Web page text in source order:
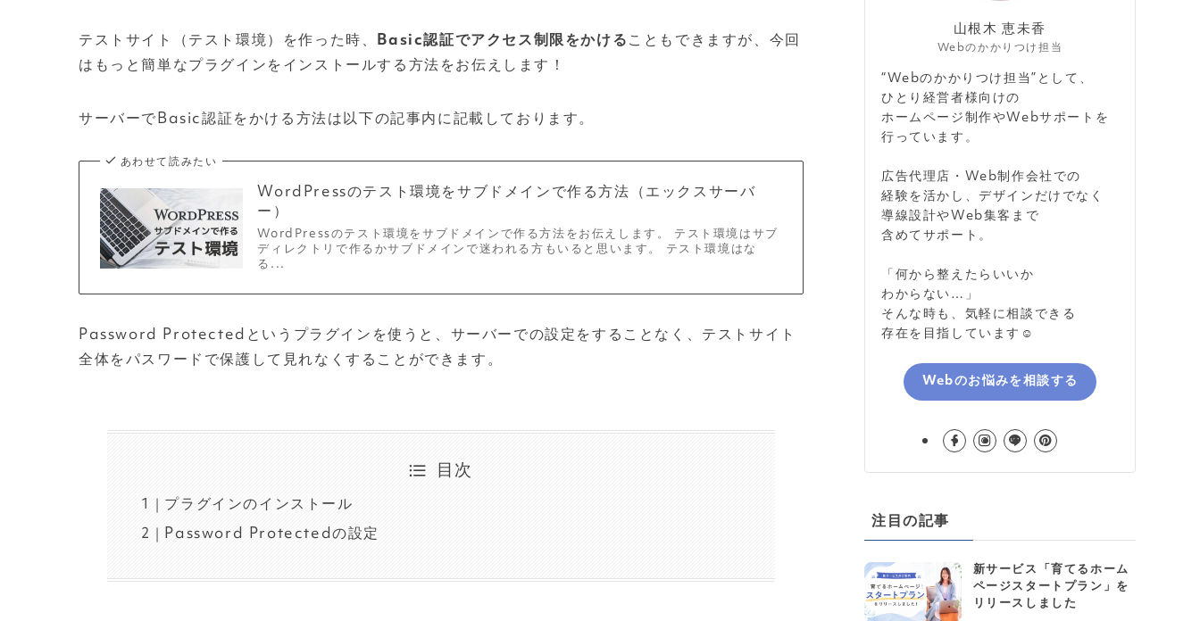
テストサイト（テスト環境）を作った時、 Basic認証でアクセス制限をかけることもできますが、今回
はもっと簡単なプラグインをインストールする方法をお伝えします！
サーバーでBasic認証をかける方法は以下の記事内に記載しております。
あわせて読みたい
WordPressのテスト環境をサブドメインで作る方法（エックスサーバ
ー）
WordPressのテスト環境をサブドメインで作る方法をお伝えします。 テスト環境はサブ
ディレクトリで作るかサブドメインで迷われる方もいると思います。 テスト環境はな
る...
Password Protectedというプラグインを使うと、サーバーでの設定をすることなく、テストサイト
全体をパスワードで保護して見れなくすることができます。
目次
プラグインのインストール
Password Protectedの設定
山根木 恵未香
Webのかかりつけ担当
“Webのかかりつけ担当”として、
ひとり経営者様向けの
ホームページ制作やWebサポートを
行っています。
広告代理店・Web制作会社での
経験を活かし、デザインだけでなく
導線設計やWeb集客まで
含めてサポート。
「何から整えたらいいか
わからない…」
そんな時も、気軽に相談できる
存在を目指しています☺️
Webのお悩みを相談する
注目の記事
新サービス「育てるホーム
ページスタートプラン」を
リリースしました